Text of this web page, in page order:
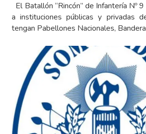
El Batallón “Rincón” de Infantería Nº
a instituciones públicas y privadas
tengan Pabellones Nacionales,